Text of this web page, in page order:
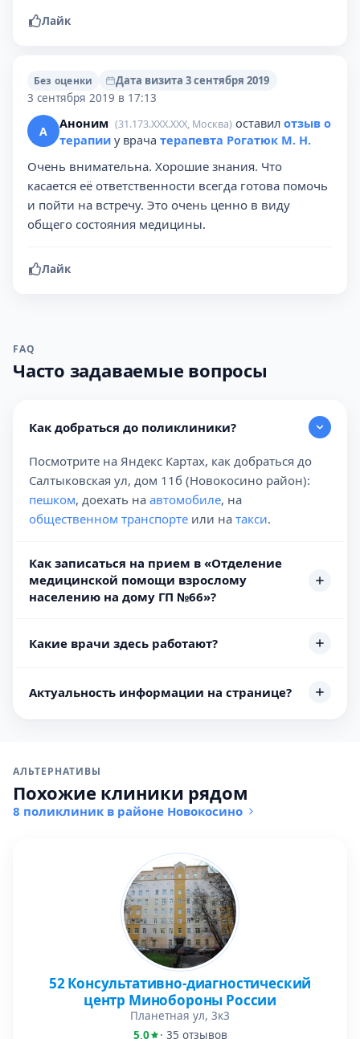
Лайк
Без оценки
Дата визита 3 сентября 2019
3 сентября 2019 в 17:13
А Аноним (31.173.XXX.XXX, Москва) оставил отзыв о
терапии у врача терапевта Рогатюк М. Н.
Очень внимательна. Хорошие знания. Что
касается её ответственности всегда готова помочь
и пойти на встречу. Это очень ценно в виду
общего состояния медицины.
Лайк
FAQ
Часто задаваемые вопросы
Как добраться до поликлиники?
Посмотрите на Яндекс Картах, как добраться до
Салтыковская ул, дом 11б (Новокосино район):
пешком, доехать на автомобиле, на
общественном транспорте или на такси.
Как записаться на прием в «Отделение
медицинской помощи взрослому
населению на дому ГП №66»?
Какие врачи здесь работают?
Актуальность информации на странице?
АЛЬТЕРНАТИВЫ
Похожие клиники рядом
8 поликлиник в районе Новокосино
52 Консультативно-диагностический
центр Минобороны России
Планетная ул, 3к3
5,0
· 35 отзывов